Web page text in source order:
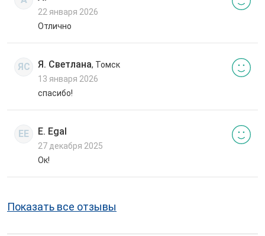
22 января 2026
Отлично
ЯС Я. Светлана, Томск
13 января 2026
спасибо!
EE E. Egal
27 декабря 2025
Ок!
Показать все отзывы